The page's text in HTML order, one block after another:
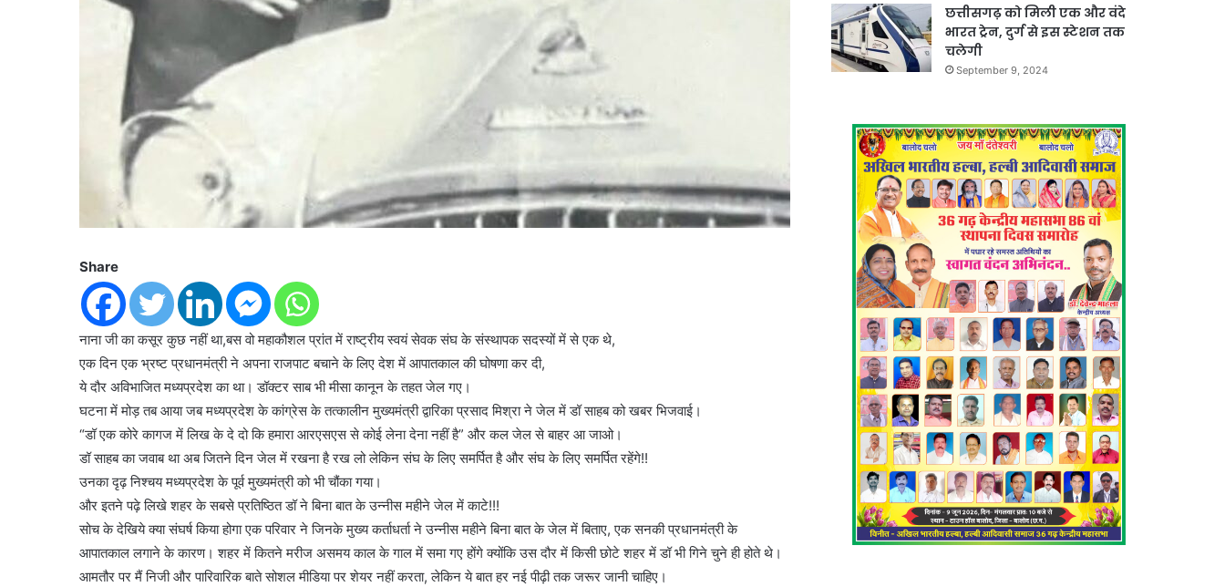
Share
नाना जी का कसूर कुछ नहीं था,बस वो महाकौशल प्रांत में राष्ट्रीय स्वयं सेवक संघ के संस्थापक सदस्यों में से एक थे,
एक दिन एक भ्रष्ट प्रधानमंत्री ने अपना राजपाट बचाने के लिए देश में आपातकाल की घोषणा कर दी,
ये दौर अविभाजित मध्यप्रदेश का था। डॉक्टर साब भी मीसा कानून के तहत जेल गए।
घटना में मोड़ तब आया जब मध्यप्रदेश के कांग्रेस के तत्कालीन मुख्यमंत्री द्वारिका प्रसाद मिश्रा ने जेल में डॉ साहब को खबर भिजवाई।
“डॉ एक कोरे कागज में लिख के दे दो कि हमारा आरएसएस से कोई लेना देना नहीं है” और कल जेल से बाहर आ जाओ।
डॉ साहब का जवाब था अब जितने दिन जेल में रखना है रख लो लेकिन संघ के लिए समर्पित है और संघ के लिए समर्पित रहेंगे!!
उनका दृढ़ निश्चय मध्यप्रदेश के पूर्व मुख्यमंत्री को भी चौंका गया।
और इतने पढ़े लिखे शहर के सबसे प्रतिष्ठित डॉ ने बिना बात के उन्नीस महीने जेल में काटे!!!
सोच के देखिये क्या संघर्ष किया होगा एक परिवार ने जिनके मुख्य कर्ताधर्ता ने उन्नीस महीने बिना बात के जेल में बिताए, एक सनकी प्रधानमंत्री के
आपातकाल लगाने के कारण। शहर में कितने मरीज असमय काल के गाल में समा गए होंगे क्योंकि उस दौर में किसी छोटे शहर में डॉ भी गिने चुने ही होते थे।
आमतौर पर मैं निजी और पारिवारिक बाते सोशल मीडिया पर शेयर नहीं करता, लेकिन ये बात हर नई पीढ़ी तक जरूर जानी चाहिए।
छत्तीसगढ़ को मिली एक और वंदे
भारत ट्रेन, दुर्ग से इस स्टेशन तक
चलेगी
September 9, 2024